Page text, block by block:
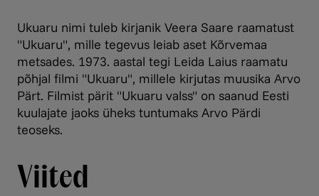
Ukuaru nimi tuleb kirjanik Veera Saare raamatust
"Ukuaru", mille tegevus leiab aset Kõrvemaa
metsades. 1973. aastal tegi Leida Laius raamatu
põhjal filmi "Ukuaru", millele kirjutas muusika Arvo
Pärt. Filmist pärit "Ukuaru valss" on saanud Eesti
kuulajate jaoks üheks tuntumaks Arvo Pärdi
teoseks.
Viited